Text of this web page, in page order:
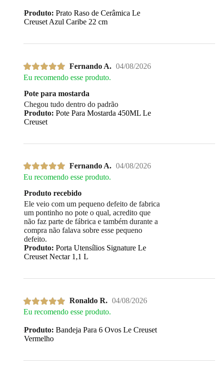
Produto: Prato Raso de Cerâmica Le
Creuset Azul Caribe 22 cm
Fernando A. 04/08/2026
Eu recomendo esse produto.
Pote para mostarda
Chegou tudo dentro do padrão
Produto: Pote Para Mostarda 450ML Le
Creuset
Fernando A. 04/08/2026
Eu recomendo esse produto.
Produto recebido
Ele veio com um pequeno defeito de fabrica
um pontinho no pote o qual, acredito que
não faz parte de fábrica e também durante a
compra não falava sobre esse pequeno
defeito.
Produto: Porta Utensílios Signature Le
Creuset Nectar 1,1 L
Ronaldo R. 04/08/2026
Eu recomendo esse produto.
Produto: Bandeja Para 6 Ovos Le Creuset
Vermelho